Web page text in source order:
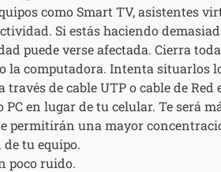
como Smart TV, asistentes
Si estás haciendo
puede verse afectada. Cierra
la computadora. Intenta situarlos
través de cable UTP o cable de
en lugar de tu celular. Te será
permitirán una mayor
de tu equipo.
poco ruido.